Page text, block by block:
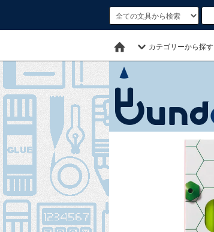
カテゴリーから探す